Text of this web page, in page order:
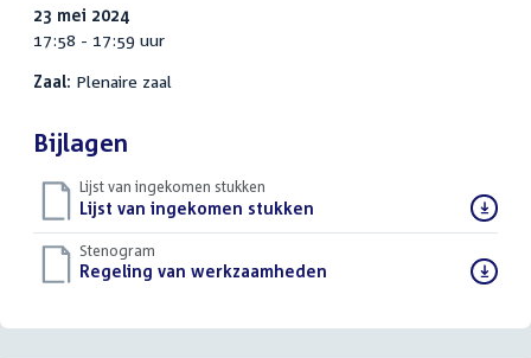
23 mei 2024
17:58 - 17:59 uur
Zaal: Plenaire zaal
Bijlagen
Lijst van ingekomen stukken
Download
bestand:
Lijst van ingekomen stukken
Stenogram
Download
Regeling van werkzaamheden